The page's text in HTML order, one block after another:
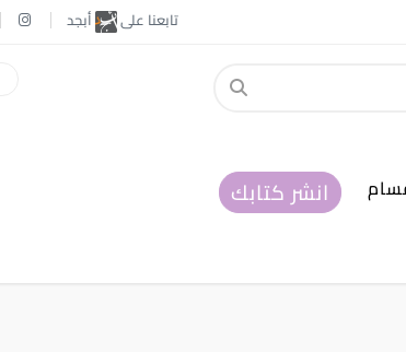
تابعنا على أبجد
انشر كتابك